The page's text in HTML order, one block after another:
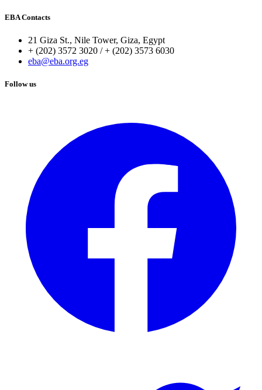
EBA Contacts
21 Giza St., Nile Tower, Giza, Egypt
+ (202) 3572 3020 / + (202) 3573 6030
eba@eba.org.eg
Follow us